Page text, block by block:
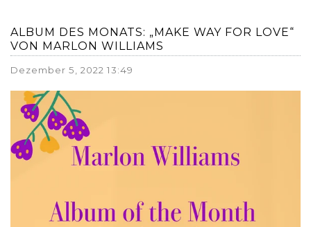
ALBUM DES MONATS: „MAKE WAY FOR LOVE“
VON MARLON WILLIAMS
Dezember 5, 2022 13:49